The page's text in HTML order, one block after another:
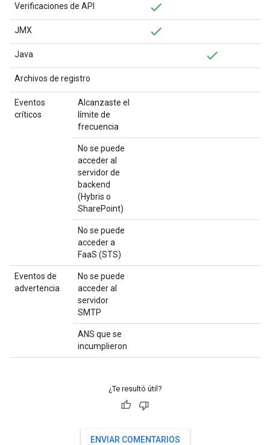
Verificaciones de API
JMX
Java
Archivos de registro
Eventos
críticos
Alcanzaste el
límite de
frecuencia
No se puede
acceder al
servidor de
backend
(Hybris o
SharePoint)
No se puede
acceder a
FaaS (STS)
Eventos de
advertencia
No se puede
acceder al
servidor
SMTP
ANS que se
incumplieron
¿Te resultó útil?
ENVIAR COMENTARIOS